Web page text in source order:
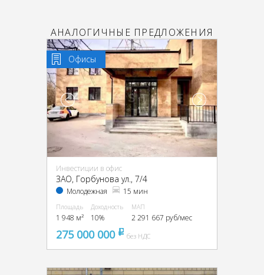
АНАЛОГИЧНЫЕ ПРЕДЛОЖЕНИЯ
Офисы
Инвестиции в офис
ЗАО, Горбунова ул., 7/4
Молодежная 15 мин
Площадь
1 948 м²
Доходность
10%
МАП
2 291 667 руб/мес
275 000 000 pуббез НДС